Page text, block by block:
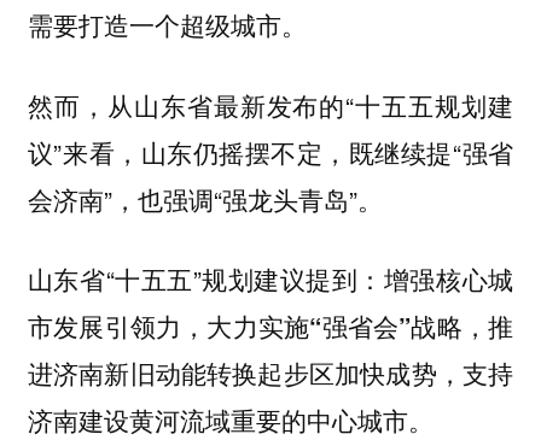
需要打造一个超级城市。
然而，从山东省最新发布的“十五五规划建
议”来看，山东仍摇摆不定，既继续提“强省
会济南”，也强调“强龙头青岛”。
山东省“十五五”规划建议提到： 增强核心城
市发展引领力，大力实施“强省会”战略，推
进济南新旧动能转换起步区加快成势，支持
济南建设黄河流域重要的中心城市。